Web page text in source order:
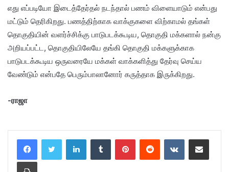
எது எப்படியோ இடைத்தேர்தல் நடந்தால் பணம் விளையாடும் என்பது
மட்டும் தெரிகிறது. பணத்திற்காக வாக்குகளை விற்காமல் தங்கள்
தொகுதியின் வளர்ச்சிக்கு பாடுபடக்கூடிய, தொகுதி மக்களால் நன்கு
அறியப்பட்ட, தொகுதியிலேயே தங்கி தொகுதி மக்களுக்காக
பாடுபடக்கூடிய ஒருவரையே மக்கள் வாக்களித்து தேர்வு செய்ய
வேண்டும் என்பதே பெரும்பாலானோர் கருத்தாக இருக்கிறது.
-ராஜா
LinkedInTumblr PinterestReddit VKontakteShare via Email
Print